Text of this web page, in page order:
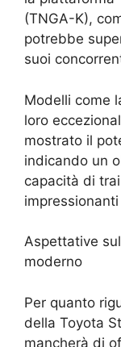
(TNGA-K),
potrebbe
suoi
Modelli come
loro
mostrato il
indicando un
capacità di
Aspettative
moderno
Per quanto
della Toyota
mancherà di